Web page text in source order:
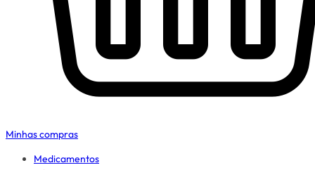
Minhas compras
Medicamentos